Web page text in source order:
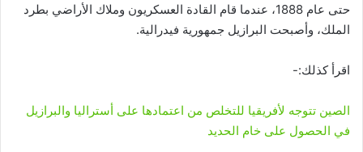
حتى عام 1888، عندما قام القادة العسكريون وملاك الأراضي بطرد
الملك، وأصبحت البرازيل جمهورية فيدرالية.
اقرأ كذلك:-
الصين تتوجه لأفريقيا للتخلص من اعتمادها على أستراليا والبرازيل
في الحصول على خام الحديد